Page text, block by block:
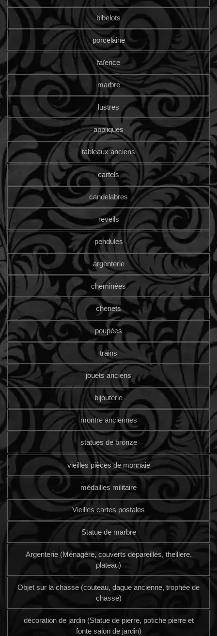
bibelots
porcelaine
faïence
marbre
lustres
appliques
tableaux anciens
cartels
candelabres
reveils
pendules
argenterie
cheminées
chenets
poupées
trains
jouets anciens
bijouterie
montre anciennes
statues de bronze
vieilles pièces de monnaie
médailles militaire
Vieilles cartes postales
Statue de marbre
Argenterie (Ménagère, couverts dépareillés, theillere,
plateau)
Objet sur la chasse (couteau, dague ancienne, trophée de
chasse)
décoration de jardin (Statue de pierre, potiche pierre et
fonte salon de jardin)